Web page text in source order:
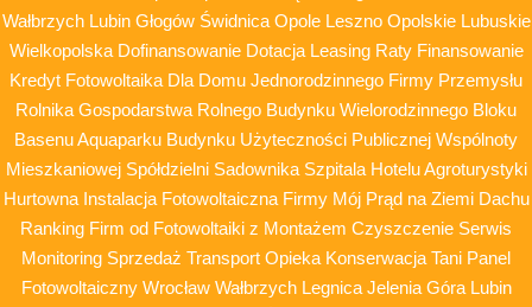
Wałbrzych Lubin Głogów Świdnica Opole Leszno Opolskie Lubuskie
Wielkopolska Dofinansowanie Dotacja Leasing Raty Finansowanie
Kredyt Fotowoltaika Dla Domu Jednorodzinnego Firmy Przemysłu
Rolnika Gospodarstwa Rolnego Budynku Wielorodzinnego Bloku
Basenu Aquaparku Budynku Użyteczności Publicznej Wspólnoty
Mieszkaniowej Spółdzielni Sadownika Szpitala Hotelu Agroturystyki
Hurtowna Instalacja Fotowoltaiczna Firmy Mój Prąd na Ziemi Dachu
Ranking Firm od Fotowoltaiki z Montażem Czyszczenie Serwis
Monitoring Sprzedaż Transport Opieka Konserwacja Tani Panel
Fotowoltaiczny Wrocław Wałbrzych Legnica Jelenia Góra Lubin